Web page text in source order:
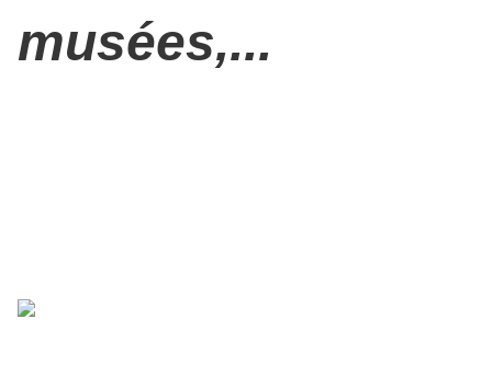
musées,...